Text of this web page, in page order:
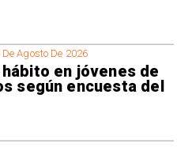
De Agosto De 2026
en jóvenes de
según encuesta del